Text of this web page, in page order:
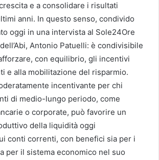
e a consolidare i risultati
anni. In questo senso, condivido
oggi in una intervista al Sole24Ore
Antonio Patuelli: è condivisibile
con equilibrio, gli incentivi
e alla mobilitazione del risparmio.
incentivante per chi
di medio-lungo periodo, come
o corporate, può favorire un
della liquidità oggi
conti correnti, con benefici sia per i
per il sistema economico nel suo